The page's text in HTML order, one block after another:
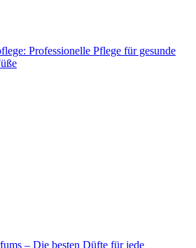
Professionelle Pflege für gesunde
– Die besten Düfte für jede